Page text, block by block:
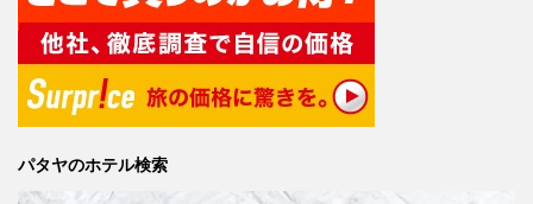
パタヤのホテル検索